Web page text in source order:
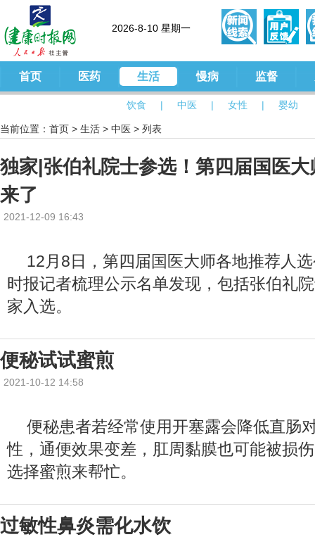
2026-8-10 星期一
首页 医药 生活
饮食 | 中医 | 女性 | 婴幼
慢病 监督
当前位置： 首页 > 生活 > 中医 > 列表
独家|张伯礼院士参选！第四届国医
来了
2021-12-09 16:43
12月8日，第四届国医大师各地推荐人
时报记者梳理公示名单发现，包括张伯礼
家入选。
便秘试试蜜煎
2021-10-12 14:58
便秘患者若经常使用开塞露会降低直肠
性，通便效果变差，肛周黏膜也可能被损
选择蜜煎来帮忙。
过敏性鼻炎需化水饮